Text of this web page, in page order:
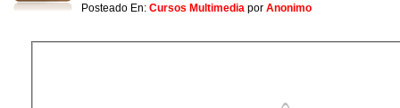
Posteado En: Cursos Multimedia por Anonimo